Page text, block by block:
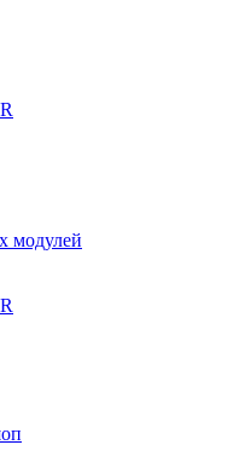
модулей